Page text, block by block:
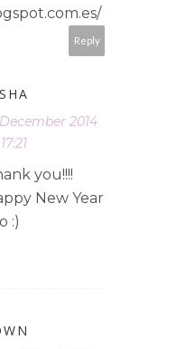
Reply
2014
you!!!!
New Year
:)